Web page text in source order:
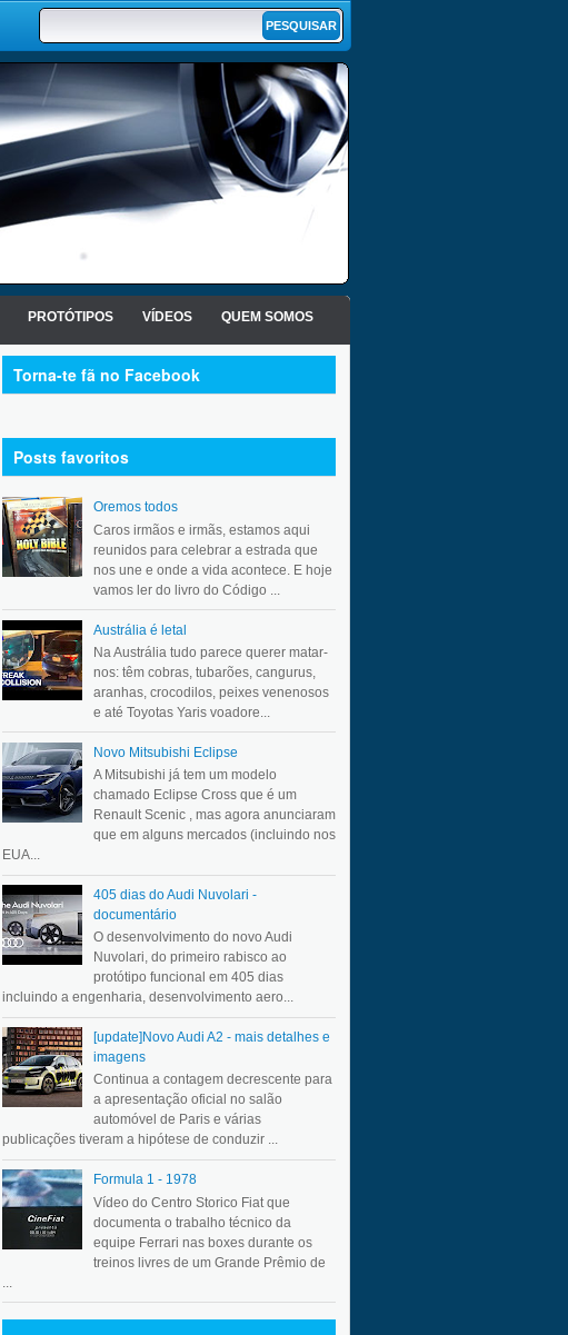
PROTÓTIPOS VÍDEOS QUEM SOMOS
Torna-te fã no Facebook
Posts favoritos
Oremos todos
Caros irmãos e irmãs, estamos aqui
reunidos para celebrar a estrada que
nos une e onde a vida acontece. E hoje
vamos ler do livro do Código ...
Austrália é letal
Na Austrália tudo parece querer matar-
nos: têm cobras, tubarões, cangurus,
aranhas, crocodilos, peixes venenosos
e até Toyotas Yaris voadore...
Novo Mitsubishi Eclipse
A Mitsubishi já tem um modelo
chamado Eclipse Cross que é um
Renault Scenic , mas agora anunciaram
que em alguns mercados (incluindo nos
EUA...
405 dias do Audi Nuvolari -
documentário
O desenvolvimento do novo Audi
Nuvolari, do primeiro rabisco ao
protótipo funcional em 405 dias
incluindo a engenharia, desenvolvimento aero...
[update]Novo Audi A2 - mais detalhes e
imagens
Continua a contagem decrescente para
a apresentação oficial no salão
automóvel de Paris e várias
publicações tiveram a hipótese de conduzir ...
Formula 1 - 1978
Vídeo do Centro Storico Fiat que
documenta o trabalho técnico da
equipe Ferrari nas boxes durante os
treinos livres de um Grande Prêmio de